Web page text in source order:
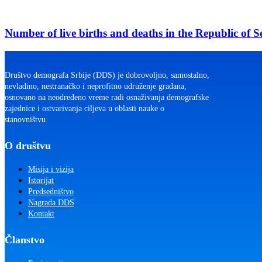
Srbiji,
2011-
2025.
live
births
and
in
the
Republic
of
Serbia,
2011-
Number of live births and deaths in the Republic of
Društvo demografa Srbije (DDS) je dobrovoljno, samostalno,
nevladino, nestranačko i neprofitno udruženje građana,
osnovano na neodređeno vreme radi osnaživanja demografske
zajednice i ostvarivanja ciljeva u oblasti nauke o
stanovništvu.
O društvu
Misija i vizija
Istorijat
Predsedništvo
Nagrada DDS
Kontakt
Članstvo